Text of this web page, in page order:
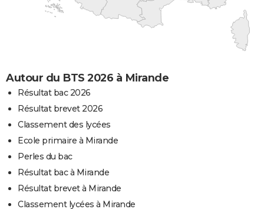
Autour du BTS 2026 à Mirande
Résultat bac 2026
Résultat brevet 2026
Classement des lycées
Ecole primaire à Mirande
Perles du bac
Résultat bac à Mirande
Résultat brevet à Mirande
Classement lycées à Mirande